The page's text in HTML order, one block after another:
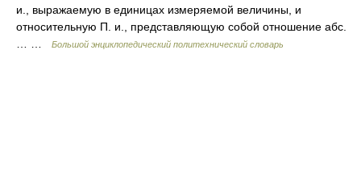
и., выражаемую в единицах измеряемой величины, и
относительную П. и., представляющую собой отношение абс.
Большой энциклопедический политехнический словарь